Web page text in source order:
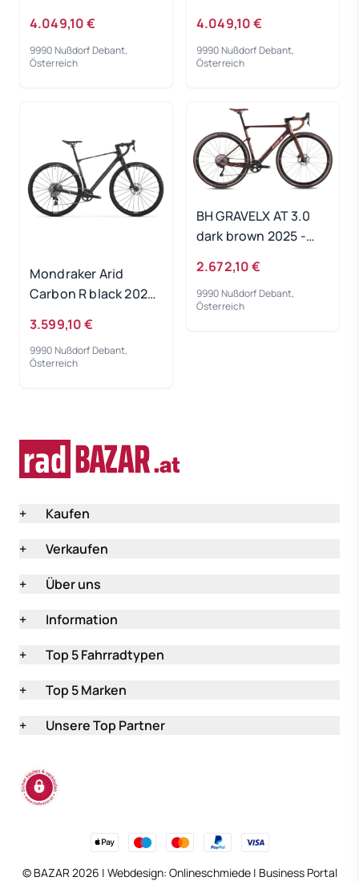
4.049,10 €
9990 Nußdorf Debant,
Österreich
4.049,10 €
9990 Nußdorf Debant,
Österreich
Mondraker Arid
Carbon R black 2025
3.599,10 €
9990 Nußdorf Debant,
Österreich
BH GRAVELX AT 3.0
dark brown 2025 -
2.672,10 €
9990 Nußdorf Debant,
Österreich
+
Kaufen
+
Verkaufen
+
Über uns
+
Information
+
Top 5 Fahrradtypen
+
Top 5 Marken
+
Unsere Top Partner
© BAZAR 2026 | Webdesign: Onlineschmiede (öffnet in neuem
| Business Portal